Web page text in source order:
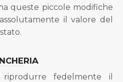
queste piccole modifiche
il valore del
fedelmente il